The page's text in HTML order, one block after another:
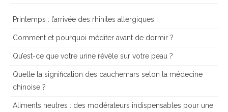
c
Printemps : l’arrivée des rhinites allergiques !
Comment et pourquoi méditer avant de dormir ?
Qu’est-ce que votre urine révèle sur votre peau ?
Quelle la signification des cauchemars selon la médecine
chinoise ?
Aliments neutres : des modérateurs indispensables pour une